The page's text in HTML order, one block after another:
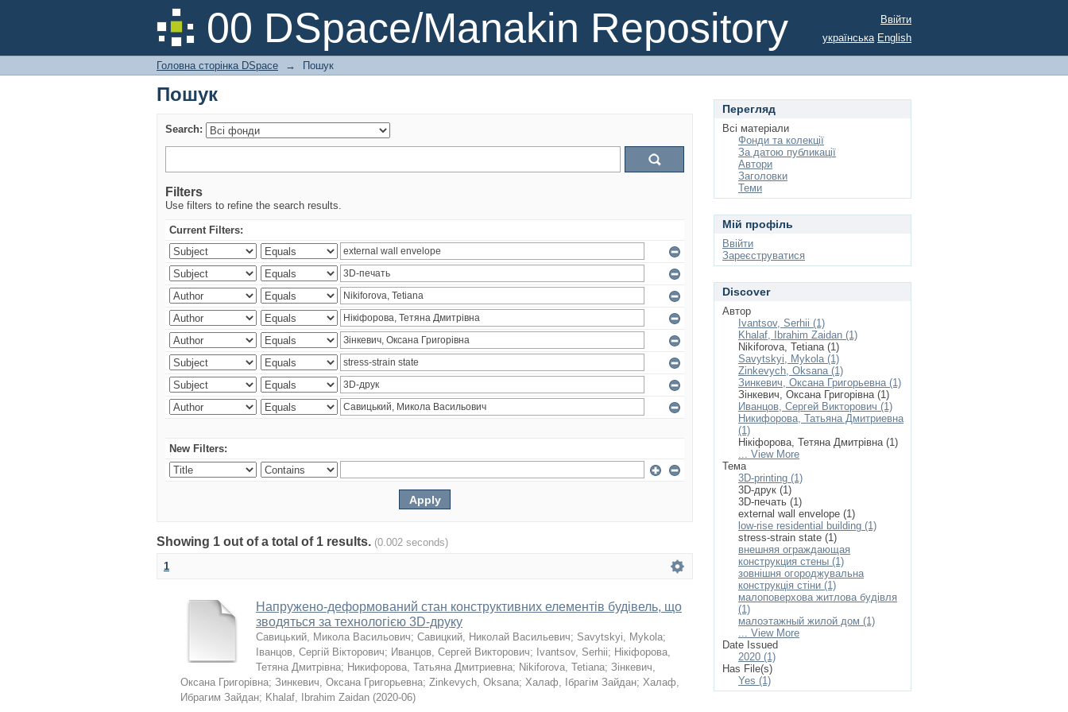
00 DSpace/Manakin Repository
Пошук
Ввійти
українська English
Головна сторінка DSpace → Пошук
Пошук
Search:
Filters
Use filters to refine the search results.
Current Filters:
New Filters:
Showing 1 out of a total of 1 results. (0.002 seconds)
1
Напружено-деформований стан конструктивних елементів будівель, що
зводяться за технологією 3D-друку
Савицький, Микола Васильович; Савицкий, Николай Васильевич; Savytskyi, Mykola;
Іванцов, Сергій Вікторович; Иванцов, Сергей Викторович; Ivantsov, Serhii; Нікіфорова,
Тетяна Дмитрівна; Никифорова, Татьяна Дмитриевна; Nikiforova, Tetiana; Зінкевич,
Оксана Григорівна; Зинкевич, Оксана Григорьевна; Zinkevych, Oksana; Халаф, Ібрагім Зайдан; Халаф,
Ибрагим Зайдан; Khalaf, Ibrahim Zaidan (2020-06)
Перегляд
Всі матеріали
Фонди та колекції
За датою публикації
Автори
Заголовки
Теми
Мій профіль
Ввійти
Зареєструватися
Discover
Автор
Ivantsov, Serhii (1)
Khalaf, Ibrahim Zaidan (1)
Nikiforova, Tetiana (1)
Savytskyi, Mykola (1)
Zinkevych, Oksana (1)
Зинкевич, Оксана Григорьевна (1)
Зінкевич, Оксана Григорівна (1)
Иванцов, Сергей Викторович (1)
Никифорова, Татьяна Дмитриевна
(1)
Нікіфорова, Тетяна Дмитрівна (1)
... View More
Тема
3D-printing (1)
3D-друк (1)
3D-печать (1)
external wall envelope (1)
low-rise residential building (1)
stress-strain state (1)
внешняя ограждающая
конструкция стены (1)
зовнішня огороджувальна
конструкція стіни (1)
малоповерхова житлова будівля
(1)
малоэтажный жилой дом (1)
... View More
Date Issued
2020 (1)
Has File(s)
Yes (1)